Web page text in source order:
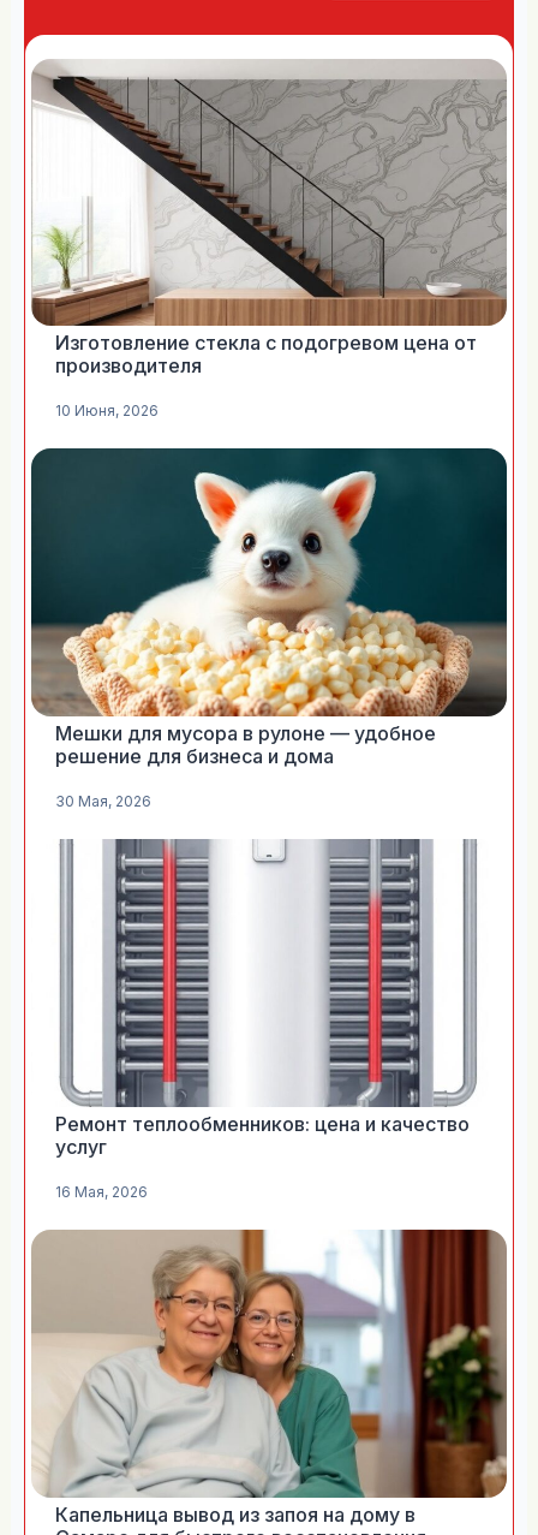
Изготовление стекла с подогревом цена от
производителя
10 Июня, 2026
Мешки для мусора в рулоне — удобное
решение для бизнеса и дома
30 Мая, 2026
Ремонт теплообменников: цена и качество
услуг
16 Мая, 2026
Капельница вывод из запоя на дому в